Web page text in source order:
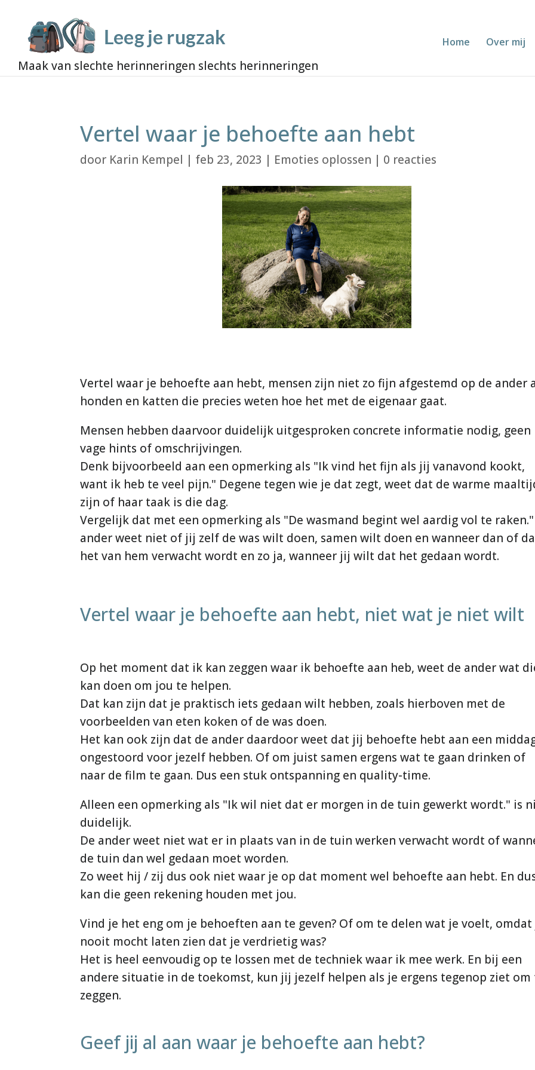
Home Over mij
Vertel waar je behoefte aan hebt
door Karin Kempel | feb 23, 2023 | Emoties oplossen | 0 reacties
Vertel waar je behoefte aan hebt, mensen zijn niet zo fijn afgestemd op de ander
honden en katten die precies weten hoe het met de eigenaar gaat.
Mensen hebben daarvoor duidelijk uitgesproken concrete informatie nodig, geen
vage hints of omschrijvingen.
Denk bijvoorbeeld aan een opmerking als "Ik vind het fijn als jij vanavond kookt,
want ik heb te veel pijn." Degene tegen wie je dat zegt, weet dat de warme
zijn of haar taak is die dag.
Vergelijk dat met een opmerking als "De wasmand begint wel aardig vol te
ander weet niet of jij zelf de was wilt doen, samen wilt doen en wanneer dan of
het van hem verwacht wordt en zo ja, wanneer jij wilt dat het gedaan wordt.
Vertel waar je behoefte aan hebt, niet wat je niet wilt
Op het moment dat ik kan zeggen waar ik behoefte aan heb, weet de ander wat
kan doen om jou te helpen.
Dat kan zijn dat je praktisch iets gedaan wilt hebben, zoals hierboven met de
voorbeelden van eten koken of de was doen.
Het kan ook zijn dat de ander daardoor weet dat jij behoefte hebt aan een
ongestoord voor jezelf hebben. Of om juist samen ergens wat te gaan drinken of
naar de film te gaan. Dus een stuk ontspanning en quality-time.
Alleen een opmerking als "Ik wil niet dat er morgen in de tuin gewerkt wordt." is
duidelijk.
De ander weet niet wat er in plaats van in de tuin werken verwacht wordt of
de tuin dan wel gedaan moet worden.
Zo weet hij / zij dus ook niet waar je op dat moment wel behoefte aan hebt. En
kan die geen rekening houden met jou.
Vind je het eng om je behoeften aan te geven? Of om te delen wat je voelt,
nooit mocht laten zien dat je verdrietig was?
Het is heel eenvoudig op te lossen met de techniek waar ik mee werk. En bij een
andere situatie in de toekomst, kun jij jezelf helpen als je ergens tegenop ziet om
zeggen.
Geef jij al aan waar je behoefte aan hebt?